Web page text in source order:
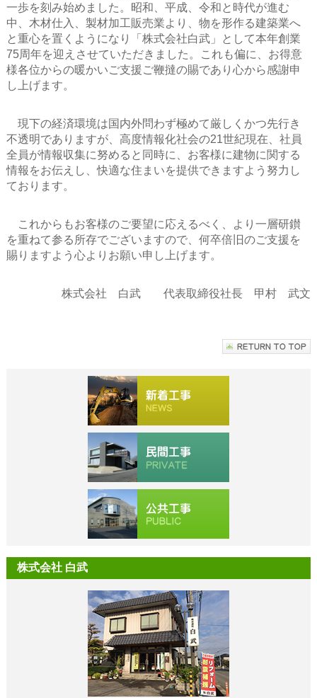
一歩を刻み始めました。昭和、平成、令和と時代が進む
中、木材仕入、製材加工販売業より、物を形作る建築業へ
と重心を置くようになり「株式会社白武」として本年創業
75周年を迎えさせていただきました。これも偏に、お得意
様各位からの暖かいご支援ご鞭撻の賜であり心から感謝申
し上げます。
現下の経済環境は国内外問わず極めて厳しくかつ先行き
不透明でありますが、高度情報化社会の21世紀現在、社員
全員が情報収集に努めると同時に、お客様に建物に関する
情報をお伝えし、快適な住まいを提供できますよう努力し
ております。
これからもお客様のご要望に応えるべく、より一層研鑚
を重ねて参る所存でございますので、何卒倍旧のご支援を
賜りますよう心よりお願い申し上げます。
株式会社 白武 代表取締役社長 甲村 武文
株式会社 白武